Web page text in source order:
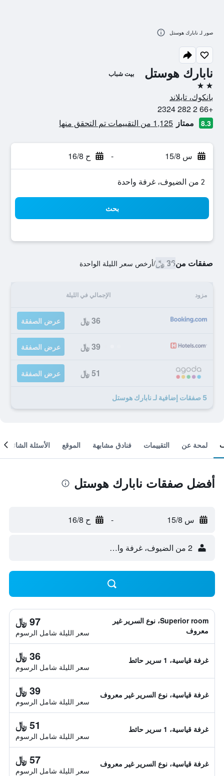
نابارك هوستل بيت شباب
2 نجمتين
بانكوك، تايلاند
+66 2 282 2324
8.3 ممتاز 1,125 من التقييمات تم التحقق منها
س 15/8 - ح 16/8
2 من الضيوف، غرفة واحدة
بحث
صفقات من36 ﷼ /أرخص سعر الليلة الواحدة
مزود الإجمالي في الليلة
36 ﷼ عرض الصفقة
39 ﷼ عرض الصفقة
51 ﷼ عرض الصفقة
5 صفقات إضافية لـ نابارك هوستل
صور لـ نابارك هوستل
لمحة عن التقييمات فنادق مشابهة الموقع الأسئلة الشائعة
أفضل صفقات نابارك هوستل
س 15/8 - ح 16/8
2 من الضيوف، غرفة واحدة
Superior room، نوع السرير غير
معروف
97 ﷼
سعر الليلة شامل الرسوم
غرفة قياسية، 1 سرير حائط 36 ﷼
سعر الليلة شامل الرسوم
غرفة قياسية، نوع السرير غير معروف 39 ﷼
سعر الليلة شامل الرسوم
غرفة قياسية، 1 سرير حائط 51 ﷼
سعر الليلة شامل الرسوم
غرفة قياسية، نوع السرير غير معروف 57 ﷼
سعر الليلة شامل الرسوم